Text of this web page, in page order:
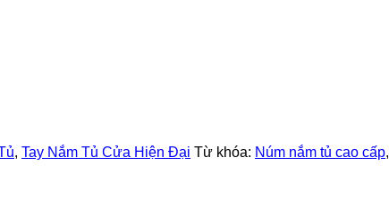
, Tay Nắm Tủ Cửa Hiện Đại Từ khóa: Núm nắm tủ cao cấp,